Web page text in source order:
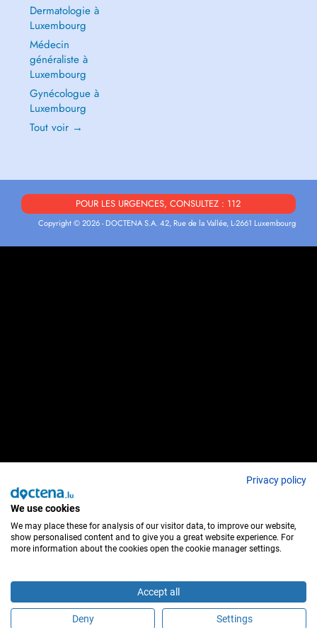
Dermatologie à
Luxembourg
Médecin
généraliste à
Luxembourg
Gynécologue à
Luxembourg
Tout voir →
POUR LES URGENCES, CONSULTEZ : 112
Copyright © 2026 - DOCTENA S.A. 42, Rue de la Vallée, L-2661 Luxembourg
Privacy policy
We use cookies
We may place these for analysis of our visitor data, to improve our website,
show personalised content and to give you a great website experience. For
more information about the cookies open the cookie manager settings.
Accept all
Deny Settings